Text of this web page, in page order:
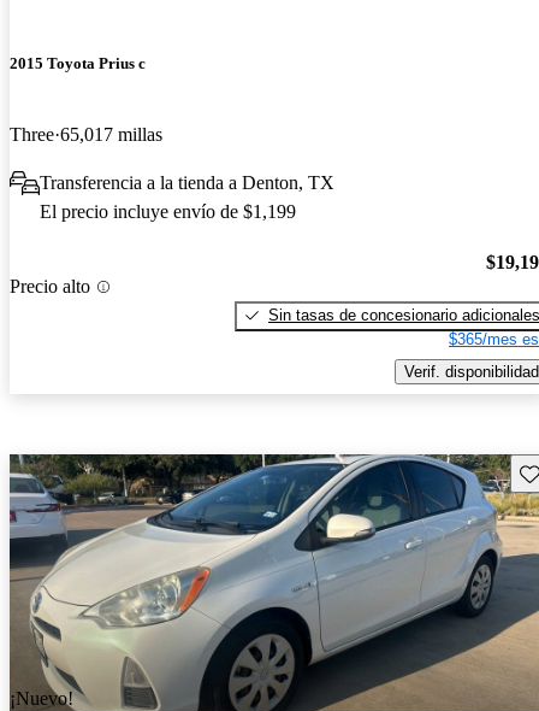
2015 Toyota Prius c
Three 65,017 millas
Transferencia a la tienda a Denton, TX
El precio incluye envío de $1,199
Precio alto
Sin tasas de concesionario adicionales
$365/mes
Verif. disponibilidad
¡Nuevo!